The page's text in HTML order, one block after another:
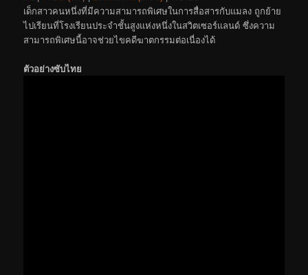
เด็กสาวคนหนึ่งที่มีความสามารถพิเศษในการสื่อสารกับแมลง ถูกย้าย
ไปเรียนที่โรงเรียนประจำชั้นสูงแห่งหนึ่งในสวิตเซอร์แลนด์ ซึ่งความ
สามารถพิเศษนี้อาจช่วยไขคดีฆาตกรรมต่อเนื่องได้
ตัวอย่างซับไทย